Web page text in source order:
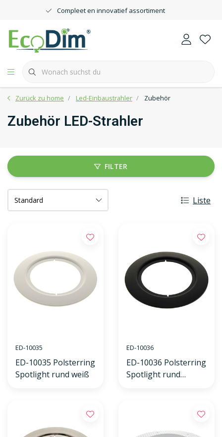
Compleet en innovatief assortiment
Zurück zu home Led-Einbaustrahler Zubehör
Zubehör LED-Strahler
FILTER
Liste
ED-10035
ED-10035 Polsterring
Spotlight rund weiß
ED-10036
ED-10036 Polsterring
Spotlight rund